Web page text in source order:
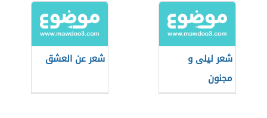
شعر لیلی و
مجنون
شعر عن العشق